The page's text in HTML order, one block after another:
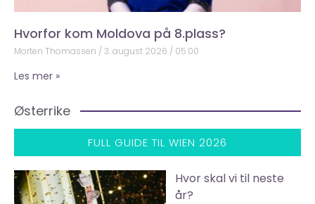
Hvorfor kom Moldova på 8.plass?
Morten Thomassen 3. august 2026 05:00
Les mer »
Østerrike
FULL GUIDE TIL WIEN 2026
Hvor skal vi til neste
år?